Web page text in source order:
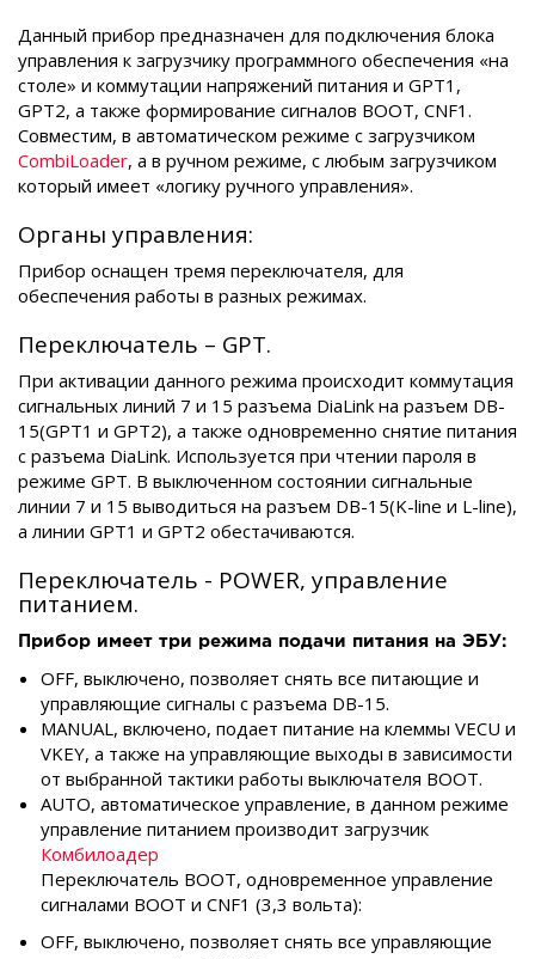
Данный прибор предназначен для подключения блока
управления к загрузчику программного обеспечения «на
столе» и коммутации напряжений питания и GPT1,
GPT2, а также формирование сигналов BOOT, CNF1.
Совместим, в автоматическом режиме с загрузчиком
CombiLoader, а в ручном режиме, с любым загрузчиком
который имеет «логику ручного управления».
Органы управления:
Прибор оснащен тремя переключателя, для
обеспечения работы в разных режимах.
Переключатель – GPT.
При активации данного режима происходит коммутация
сигнальных линий 7 и 15 разъема DiaLink на разъем DB-
15(GPT1 и GPT2), а также одновременно снятие питания
с разъема DiaLink. Используется при чтении пароля в
режиме GPT. В выключенном состоянии сигнальные
линии 7 и 15 выводиться на разъем DB-15(K-line и L-line),
а линии GPT1 и GPT2 обестачиваются.
Переключатель - POWER, управление
питанием.
Прибор имеет три режима подачи питания на ЭБУ:
OFF, выключено, позволяет снять все питающие и
управляющие сигналы с разъема DB-15.
MANUAL, включено, подает питание на клеммы VECU и
VKEY, а также на управляющие выходы в зависимости
от выбранной тактики работы выключателя BOOT.
AUTO, автоматическое управление, в данном режиме
управление питанием производит загрузчик
Комбилоадер
Переключатель BOOT, одновременное управление
сигналами BOOT и CNF1 (3,3 вольта):
OFF, выключено, позволяет снять все управляющие